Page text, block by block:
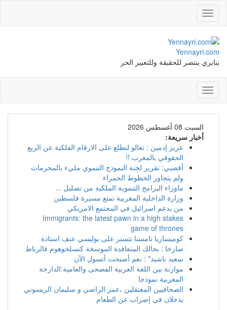
Toggle
navigation
Yennayri.com
ينايري ينتصر للحقيقة وللتعبير الحر
Toggle
navigation
السبت 08 أغسطس 2026
أخبار سريعة:
عزيز إدمين : تعالو لنطلع على الارقام الفلكية عن الربع
الحقوقي بالمغرب !!
أقصبي: تقرير لجنة النمودج التنموي مليء بالمحرمات
ولم يتجاوز الخطوط الحمراء
ماوراء البرامج التنموية الملكية من تضليل ...
وزارة الداخلية المغربية تمنع مسيرة فلسطين
من يدعم اسرائيل في المجتمع الامريكي
Immigrants: the latest pawn in a high stakes
game of thrones
كوميساريا تامسنا تتستر على بوليسي عنف استادة
صارخا : بحالك المتعاقدة الموسخة كنسلخوهوم فالرباط
سعيد ناشيد* : نعم أصبحت أتسول الآن
موازنة بين اللغة العربية الفصحى والعامية:الدارجة
المغربية نموذجا
الصحافيين المعتقلين ،عمر الراضي و سليمان الريسوني
يدخلان في إضراب عن الطعام